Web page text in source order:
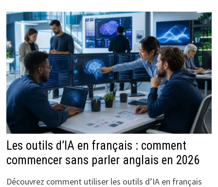
Les outils d’IA en français : comment
commencer sans parler anglais en 2026
Découvrez comment utiliser les outils d’IA en français